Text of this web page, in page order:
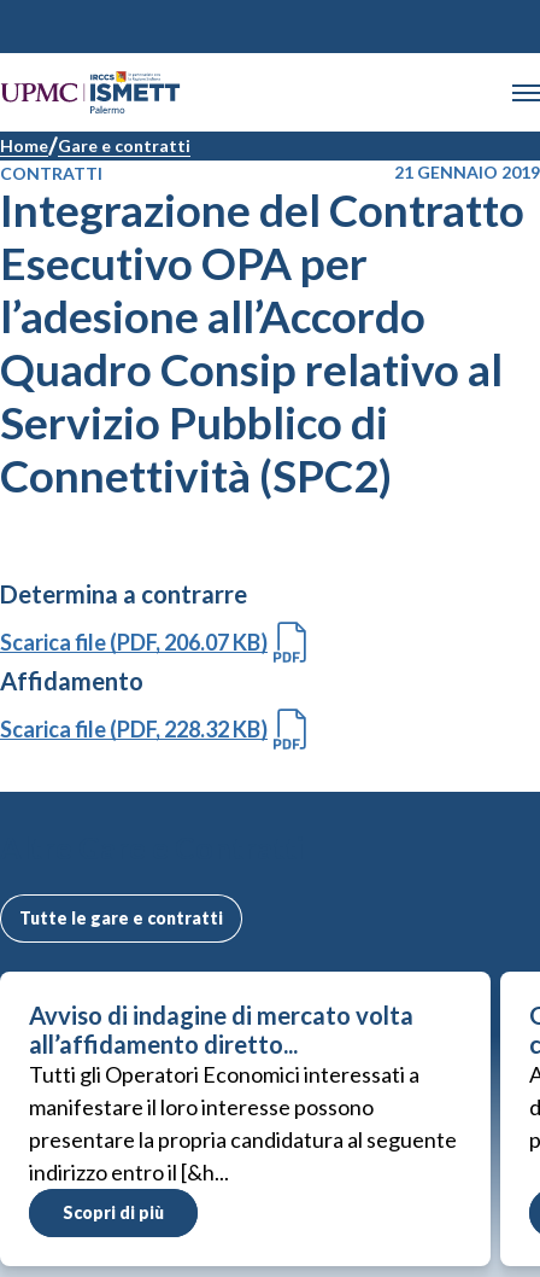
Home Gare e contratti
CONTRATTI
21 GENNAIO 2019
Integrazione del Contratto
Esecutivo OPA per
l’adesione all’Accordo
Quadro Consip relativo al
Servizio Pubblico di
Connettività (SPC2)
Determina a contrarre
Scarica file (PDF, 206.07 KB)
Affidamento
Scarica file (PDF, 228.32 KB)
Tutte le gare e contratti
Avviso di indagine di mercato volta
all’affidamento diretto...
Tutti gli Operatori Economici interessati a
manifestare il loro interesse possono
presentare la propria candidatura al seguente
indirizzo entro il [&h...
Scopri di più